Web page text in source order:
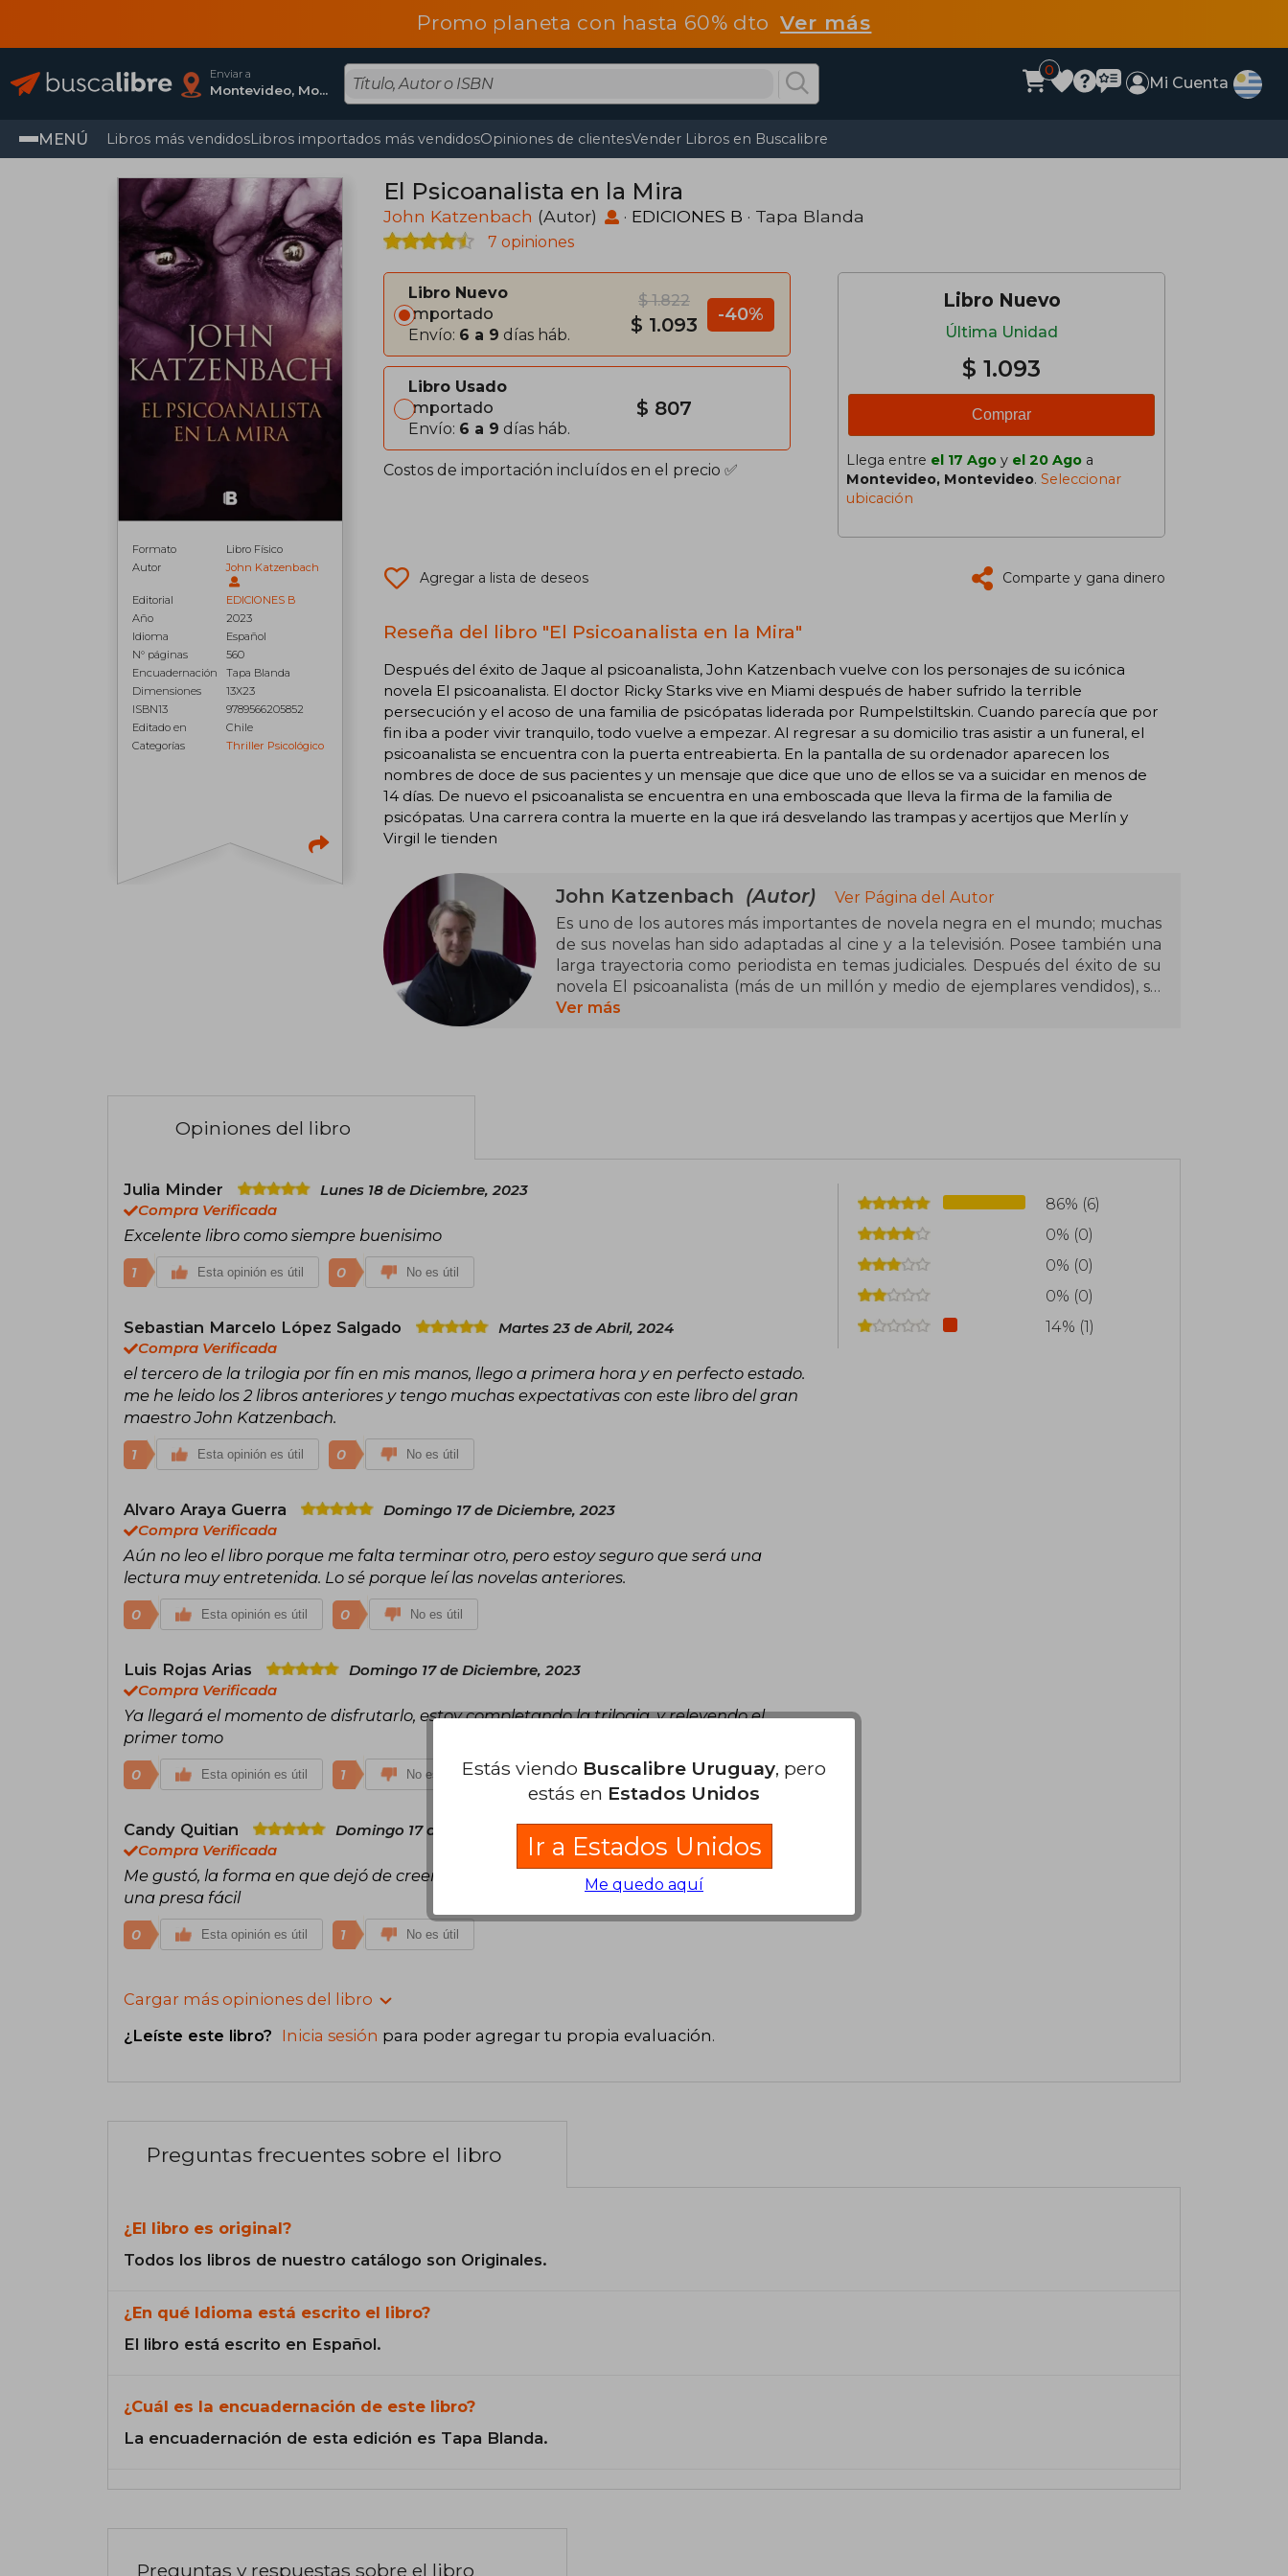
Promo planeta con hasta 60% dtoVer más
Enviar a
Montevideo, Montevideo
0
Mi Cuenta
MENÚ Libros más vendidosLibros importados más vendidosOpiniones de clientesVender Libros en Buscalibre
Formato
Libro Físico
Autor
John Katzenbach
Editorial
EDICIONES B
Año
2023
Idioma
Español
N° páginas
560
Encuadernación
Tapa Blanda
Dimensiones
13X23
ISBN13
9789566205852
Editado en
Chile
Categorías
Thriller Psicológico
El Psicoanalista en la Mira
John Katzenbach (Autor) · EDICIONES B · Tapa Blanda
7 opiniones
Libro Nuevo
Importado
Envío: 6 a 9 días háb.
$ 1.822
$ 1.093 -40%
Libro Usado
Importado
Envío: 6 a 9 días háb.
$ 807
Costos de importación incluídos en el precio ✅
Libro Nuevo
Última Unidad
$ 1.093
Comprar
Llega entre el 17 Ago y el 20 Ago a
Montevideo, Montevideo. Seleccionar
ubicación
Agregar a lista de deseos Comparte y gana dinero
Reseña del libro "El Psicoanalista en la Mira"
Después del éxito de Jaque al psicoanalista, John Katzenbach vuelve con los personajes de su icónica
novela El psicoanalista. El doctor Ricky Starks vive en Miami después de haber sufrido la terrible
persecución y el acoso de una familia de psicópatas liderada por Rumpelstiltskin. Cuando parecía que por
fin iba a poder vivir tranquilo, todo vuelve a empezar. Al regresar a su domicilio tras asistir a un funeral, el
psicoanalista se encuentra con la puerta entreabierta. En la pantalla de su ordenador aparecen los
nombres de doce de sus pacientes y un mensaje que dice que uno de ellos se va a suicidar en menos de
14 días. De nuevo el psicoanalista se encuentra en una emboscada que lleva la firma de la familia de
psicópatas. Una carrera contra la muerte en la que irá desvelando las trampas y acertijos que Merlín y
Virgil le tienden
John Katzenbach (Autor)
Ver Página del Autor
Es uno de los autores más importantes de novela negra en el mundo; muchas
de sus novelas han sido adaptadas al cine y a la televisión. Posee también una
larga trayectoria como periodista en temas judiciales. Después del éxito de su
novela El psicoanalista (más de un millón y medio de ejemplares vendidos), su
secuela, Jaque al psicoanalista, va por el mismo camino con más 150.000
Ver más
Opiniones del libro
Julia Minder
Lunes 18 de Diciembre, 2023
Compra Verificada
Excelente libro como siempre buenisimo
1 Esta opinión es útil 0 No es útil
Sebastian Marcelo López Salgado
Martes 23 de Abril, 2024
Compra Verificada
el tercero de la trilogia por fín en mis manos, llego a primera hora y en perfecto estado.
me he leido los 2 libros anteriores y tengo muchas expectativas con este libro del gran
maestro John Katzenbach.
1 Esta opinión es útil 0 No es útil
Alvaro Araya Guerra
Domingo 17 de Diciembre, 2023
Compra Verificada
Aún no leo el libro porque me falta terminar otro, pero estoy seguro que será una
lectura muy entretenida. Lo sé porque leí las novelas anteriores.
0 Esta opinión es útil 0 No es útil
Luis Rojas Arias
Domingo 17 de Diciembre, 2023
Compra Verificada
Ya llegará el momento de disfrutarlo, estoy completando la trilogia, y releyendo el
primer tomo
0 Esta opinión es útil 1 No es útil
Candy Quitian
Domingo 17 de Diciembre, 2023
Compra Verificada
Me gustó, la forma en que dejó de creer que todo se había terminado, lo convirtió en
una presa fácil
0 Esta opinión es útil 1 No es útil
Cargar más opiniones del libro
¿Leíste este libro? Inicia sesión para poder agregar tu propia evaluación.
86% (6)
0% (0)
0% (0)
0% (0)
14% (1)
Preguntas frecuentes sobre el libro
¿El libro es original?
Todos los libros de nuestro catálogo son Originales.
¿En qué Idioma está escrito el libro?
El libro está escrito en Español.
¿Cuál es la encuadernación de este libro?
La encuadernación de esta edición es Tapa Blanda.
Preguntas y respuestas sobre el libro
Estás viendo Buscalibre Uruguay, pero
estás en Estados Unidos
Ir a Estados Unidos
Me quedo aquí